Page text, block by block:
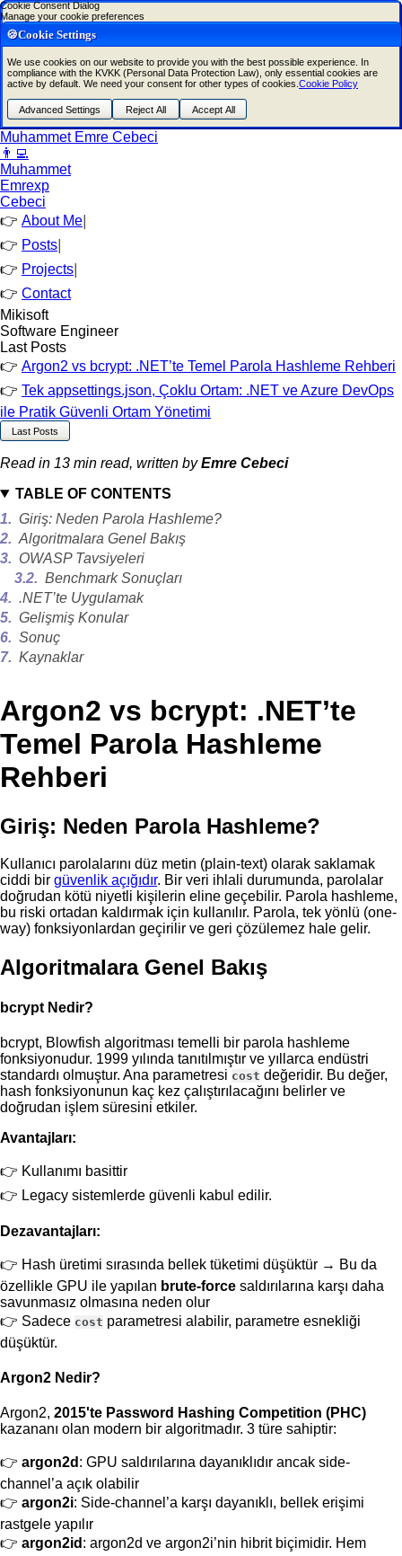
Cookie Consent Dialog
Manage your cookie preferences
🍪Cookie Settings
We use cookies on our website to provide you with the best possible experience. In
compliance with the KVKK (Personal Data Protection Law), only essential cookies are
active by default. We need your consent for other types of cookies. Cookie Policy
Advanced Settings Reject All Accept All
Muhammet Emre Cebeci
👨‍💻
Muhammet
Emrexp
Cebeci
About Me
Posts
Projects
Contact
Mikisoft
Software Engineer
Last Posts
Argon2 vs bcrypt: .NET’te Temel Parola Hashleme Rehberi
Tek appsettings.json, Çoklu Ortam: .NET ve Azure DevOps
ile Pratik Güvenli Ortam Yönetimi
Last Posts
Read in 13 min read, written byEmre Cebeci
TABLE OF CONTENTS
1. Giriş: Neden Parola Hashleme?
2. Algoritmalara Genel Bakış
3. OWASP Tavsiyeleri
3.2. Benchmark Sonuçları
4. .NET’te Uygulamak
5. Gelişmiş Konular
6. Sonuç
7. Kaynaklar
Argon2 vs bcrypt: .NET’te
Temel Parola Hashleme
Rehberi
Giriş: Neden Parola Hashleme?
Kullanıcı parolalarını düz metin (plain-text) olarak saklamak
ciddi bir güvenlik açığıdır. Bir veri ihlali durumunda, parolalar
doğrudan kötü niyetli kişilerin eline geçebilir. Parola hashleme,
bu riski ortadan kaldırmak için kullanılır. Parola, tek yönlü (one-
way) fonksiyonlardan geçirilir ve geri çözülemez hale gelir.
Algoritmalara Genel Bakış
bcrypt Nedir?
bcrypt, Blowfish algoritması temelli bir parola hashleme
fonksiyonudur. 1999 yılında tanıtılmıştır ve yıllarca endüstri
standardı olmuştur. Ana parametresi cost değeridir. Bu değer,
hash fonksiyonunun kaç kez çalıştırılacağını belirler ve
doğrudan işlem süresini etkiler.
Avantajları:
Kullanımı basittir
Legacy sistemlerde güvenli kabul edilir.
Dezavantajları:
Hash üretimi sırasında bellek tüketimi düşüktür → Bu da
özellikle GPU ile yapılan brute-force saldırılarına karşı daha
savunmasız olmasına neden olur
Sadece cost parametresi alabilir, parametre esnekliği
düşüktür.
Argon2 Nedir?
Argon2, 2015'te Password Hashing Competition (PHC)
kazananı olan modern bir algoritmadır. 3 türe sahiptir:
argon2d : GPU saldırılarına dayanıklıdır ancak side-
channel’a açık olabilir
argon2i: Side-channel’a karşı dayanıklı, bellek erişimi
rastgele yapılır
argon2id : argon2d ve argon2i’nin hibrit biçimidir. Hem